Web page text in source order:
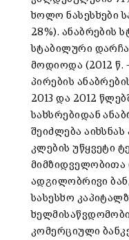
ხოლო ნასესხები
28%). ანაბრების
სტაბილური
მოდიოდა (2012 წ.
პირების
2013 და 2012
სახსრებიდან
შეიძლება აიხსნას
კლების უწყვეტი
მიმზიდველობითა
ადგილობრივი
სასესხო
კომერციული